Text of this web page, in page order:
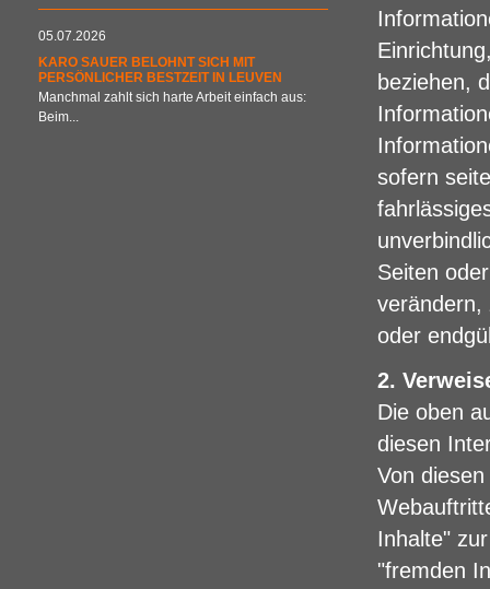
05.07.2026
KARO SAUER BELOHNT SICH MIT
PERSÖNLICHER BESTZEIT IN LEUVEN
Manchmal zahlt sich harte Arbeit einfach aus:
Beim...
beziehen,
sofern
Seiten
verändern,
oder
2.
Die oben
diesen
Von
Inhalte"
"fremden